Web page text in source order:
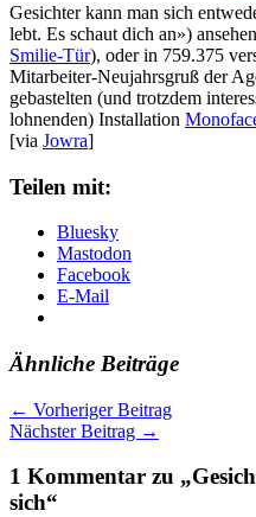
Gesichter kann man sich
lebt. Es schaut dich an»)
Smilie-Tür), oder in 759.375
Mitarbeiter-Neujahrsgruß der
gebastelten (und trotzdem
lohnenden) Installation
[via Jowra]
Teilen mit:
Bluesky
Mastodon
Facebook
E-Mail
Ähnliche Beiträge
← Vorheriger Beitrag
Nächster Beitrag →
1 Kommentar zu
sich“